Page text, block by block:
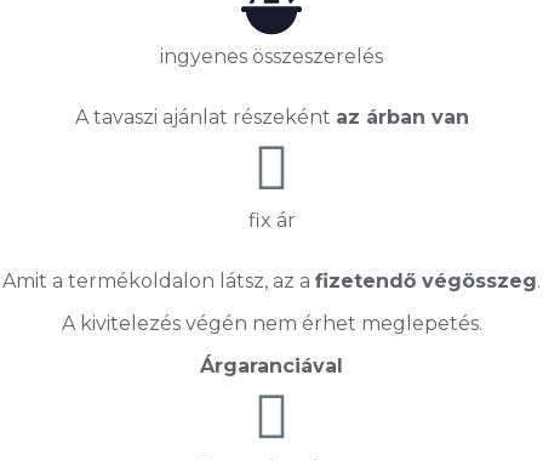
ingyenes összeszerelés
A tavaszi ajánlat részeként az árban van
fix ár
Amit a termékoldalon látsz, az a fizetendő végösszeg.
A kivitelezés végén nem érhet meglepetés.
Árgaranciával